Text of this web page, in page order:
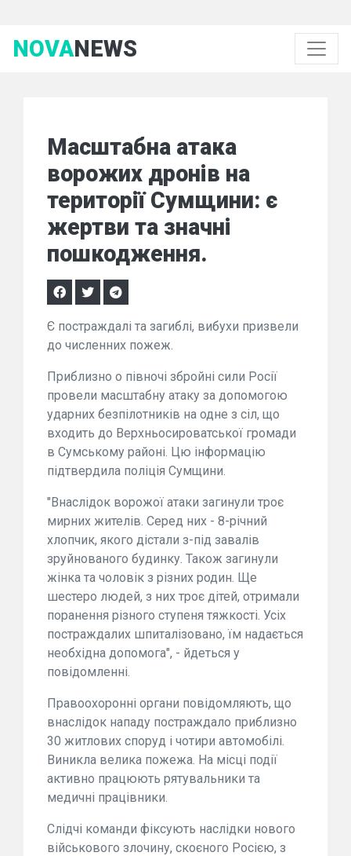
NOVANEWS
Масштабна атака
ворожих дронів на
території Сумщини: є
жертви та значні
пошкодження.
Є постраждалі та загиблі, вибухи призвели
до численних пожеж.
Приблизно о півночі збройні сили Росії
провели масштабну атаку за допомогою
ударних безпілотників на одне з сіл, що
входить до Верхньосироватської громади
в Сумському районі. Цю інформацію
підтвердила поліція Сумщини.
"Внаслідок ворожої атаки загинули троє
мирних жителів. Серед них - 8-річний
хлопчик, якого дістали з-під завалів
зруйнованого будинку. Також загинули
жінка та чоловік з різних родин. Ще
шестеро людей, з них троє дітей, отримали
поранення різного ступеня тяжкості. Усіх
постраждалих шпиталізовано, їм надається
необхідна допомога", - йдеться у
повідомленні.
Правоохоронні органи повідомляють, що
внаслідок нападу постраждало приблизно
30 житлових споруд і чотири автомобілі.
Виникла велика пожежа. На місці події
активно працюють рятувальники та
медичні працівники.
Слідчі команди фіксують наслідки нового
військового злочину, скоєного Росією, з